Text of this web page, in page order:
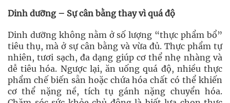
Dinh dưỡng – Sự cân bằng thay vì quá độ
Dinh dưỡng không nằm ở số lượng “thực phẩm bổ”
tiêu thụ, mà ở sự cân bằng và vừa đủ. Thực phẩm tự
nhiên, tươi sạch, đa dạng giúp cơ thể nhẹ nhàng và
dễ tiêu hóa. Ngược lại, ăn uống quá độ, nhiều thực
phẩm chế biến sẵn hoặc chứa hóa chất có thể khiến
cơ thể nặng nề, tích tụ gánh nặng chuyển hóa.